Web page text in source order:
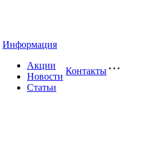
Информация
Акции
Новости
Статьи
Контакты